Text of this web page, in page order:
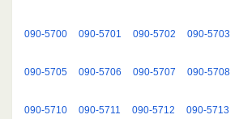
090-5700 090-5701 090-5702 090-5703
090-5705 090-5706 090-5707 090-5708
090-5710 090-5711 090-5712 090-5713